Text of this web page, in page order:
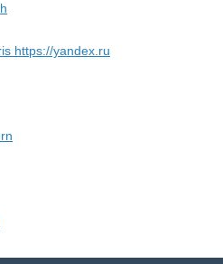
https://yandex.ru